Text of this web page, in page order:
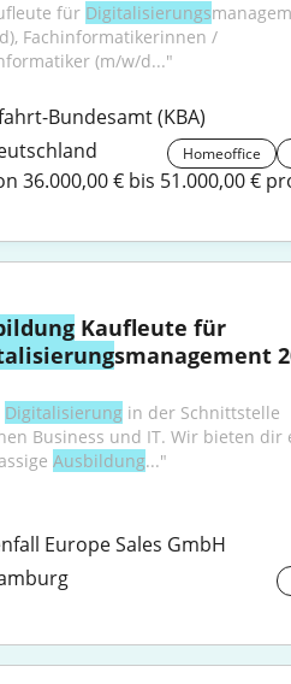
für Digitalisierungs
Fachinformatikerinnen /
(m/w/d..."
Bundesamt (KBA)
Homeoffice
36.000,00 € bis 51.000,00 €
smanagement
Digitalisierung in der Schnittstelle
Business und IT. Wir bieten dir
Ausbildung..."
Europe Sales GmbH